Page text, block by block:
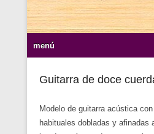
Menu Secundario
menú
Guitarra de doce
Modelo de guitarra acústica
habituales dobladas y afinadas